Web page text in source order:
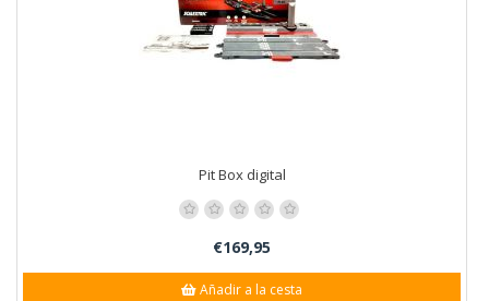
Pit Box digital
€169,95
Añadir a la cesta